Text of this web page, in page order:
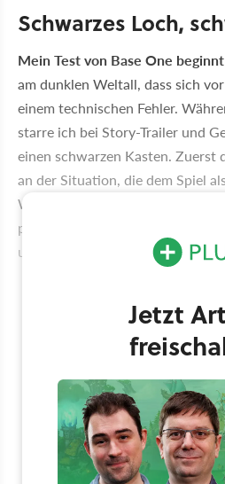
Schwarzes Loch,
Mein Test von Base One
am dunklen Weltall, dass sich
einem technischen Fehler.
starre ich bei Story-Trailer und
einen schwarzen Kasten. Zuerst
an der Situation, die dem Spiel
Wurmloch hat sich neben dem
paar kleineren Probleme
unter, Chaos, Tod und so weiter,
Jetzt